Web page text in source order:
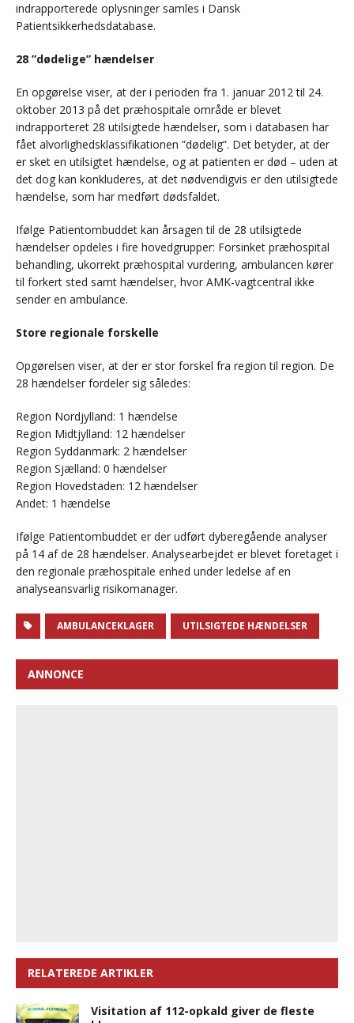
indrapporterede oplysninger samles i Dansk
Patientsikkerhedsdatabase.
28 ”dødelige” hændelser
En opgørelse viser, at der i perioden fra 1. januar 2012 til 24.
oktober 2013 på det præhospitale område er blevet
indrapporteret 28 utilsigtede hændelser, som i databasen har
fået alvorlighedsklassifikationen ”dødelig”. Det betyder, at der
er sket en utilsigtet hændelse, og at patienten er død – uden at
det dog kan konkluderes, at det nødvendigvis er den utilsigtede
hændelse, som har medført dødsfaldet.
Ifølge Patientombuddet kan årsagen til de 28 utilsigtede
hændelser opdeles i fire hovedgrupper: Forsinket præhospital
behandling, ukorrekt præhospital vurdering, ambulancen kører
til forkert sted samt hændelser, hvor AMK-vagtcentral ikke
sender en ambulance.
Store regionale forskelle
Opgørelsen viser, at der er stor forskel fra region til region. De
28 hændelser fordeler sig således:
Region Nordjylland: 1 hændelse
Region Midtjylland: 12 hændelser
Region Syddanmark: 2 hændelser
Region Sjælland: 0 hændelser
Region Hovedstaden: 12 hændelser
Andet: 1 hændelse
Ifølge Patientombuddet er der udført dyberegående analyser
på 14 af de 28 hændelser. Analysearbejdet er blevet foretaget i
den regionale præhospitale enhed under ledelse af en
analyseansvarlig risikomanager.
AMBULANCEKLAGER UTILSIGTEDE HÆNDELSER
ANNONCE
RELATEREDE ARTIKLER
Visitation af 112-opkald giver de fleste